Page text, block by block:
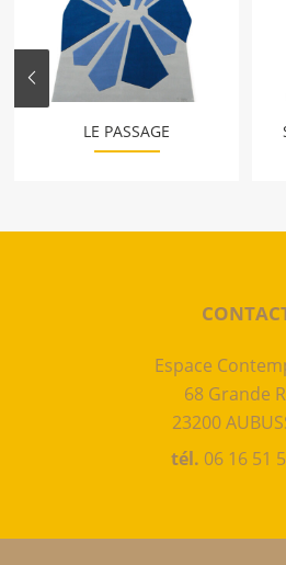
LE PASSAGE
Espace
68 Grande
23200
tél. 06 16 51